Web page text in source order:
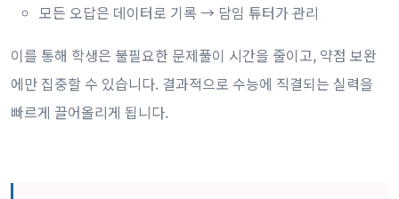
모든 오답은 데이터로 기록 → 담임 튜터가 관리
이를 통해 학생은 불필요한 문제풀이 시간을 줄이고, 약점 보완
에만 집중할 수 있습니다. 결과적으로 수능에 직결되는 실력을
빠르게 끌어올리게 됩니다.